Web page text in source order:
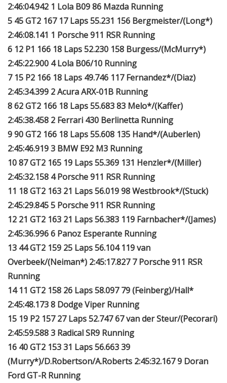
2:46:04.942 1 Lola B09 86 Mazda Running
5 45 GT2 167 17 Laps 55.231 156 Bergmeister/(Long*)
2:46:08.141 1 Porsche 911 RSR Running
6 12 P1 166 18 Laps 52.230 158 Burgess/(McMurry*)
2:45:22.900 4 Lola B06/10 Running
7 15 P2 166 18 Laps 49.746 117 Fernandez*/(Diaz)
2:45:34.399 2 Acura ARX-01B Running
8 62 GT2 166 18 Laps 55.683 83 Melo*/(Kaffer)
2:45:38.458 2 Ferrari 430 Berlinetta Running
9 90 GT2 166 18 Laps 55.608 135 Hand*/(Auberlen)
2:45:46.919 3 BMW E92 M3 Running
10 87 GT2 165 19 Laps 55.369 131 Henzler*/(Miller)
2:45:32.158 4 Porsche 911 RSR Running
11 18 GT2 163 21 Laps 56.019 98 Westbrook*/(Stuck)
2:45:29.845 5 Porsche 911 RSR Running
12 21 GT2 163 21 Laps 56.383 119 Farnbacher*/(James)
2:45:36.996 6 Panoz Esperante Running
13 44 GT2 159 25 Laps 56.104 119 van
Overbeek/(Neiman*) 2:45:17.827 7 Porsche 911 RSR
Running
14 11 GT2 158 26 Laps 58.097 79 (Feinberg)/Hall*
2:45:48.173 8 Dodge Viper Running
15 19 P2 157 27 Laps 52.747 67 van der Steur/(Pecorari)
2:45:59.588 3 Radical SR9 Running
16 40 GT2 153 31 Laps 56.663 39
(Murry*)/D.Robertson/A.Roberts 2:45:32.167 9 Doran
Ford GT-R Running